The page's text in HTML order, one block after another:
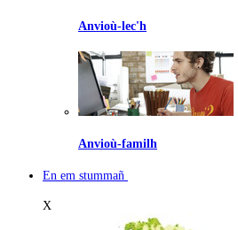
Anvioù-lec'h
Anvioù-familh
En em stummañ
X